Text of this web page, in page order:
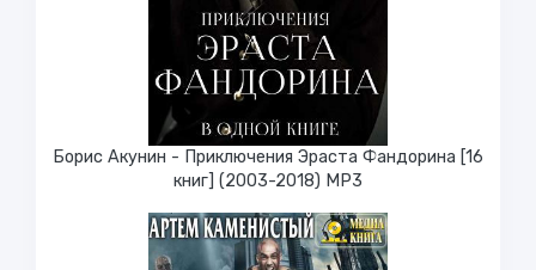
Борис Акунин - Приключения Эраста Фандорина [16
книг] (2003-2018) МР3